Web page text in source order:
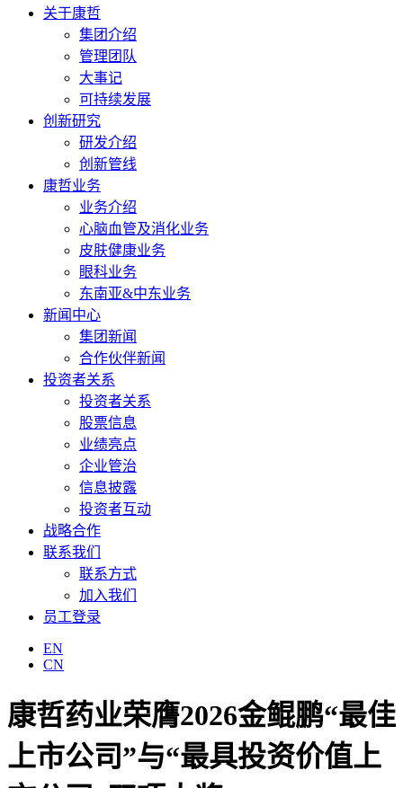
关于康哲
集团介绍
管理团队
大事记
可持续发展
创新研究
研发介绍
创新管线
康哲业务
业务介绍
心脑血管及消化业务
皮肤健康业务
眼科业务
东南亚&中东业务
新闻中心
集团新闻
合作伙伴新闻
投资者关系
投资者关系
股票信息
业绩亮点
企业管治
信息披露
投资者互动
战略合作
联系我们
联系方式
加入我们
员工登录
EN
CN
康哲药业荣膺2026金鲲鹏“最佳
上市公司”与“最具投资价值上